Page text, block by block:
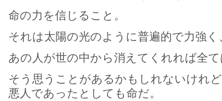
命の力を信じること。
それは太陽の光のように普遍的で力強
あの人が世の中から消えてくれれば全
そう思うことがあるかもしれないけれ
悪人であったとしても命だ。